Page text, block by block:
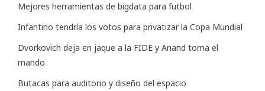
Mejores herramientas de bigdata para futbol
Infantino tendría los votos para privatizar la Copa Mundial
Dvorkovich deja en jaque a la FIDE y Anand toma el
mando
Butacas para auditorio y diseño del espacio